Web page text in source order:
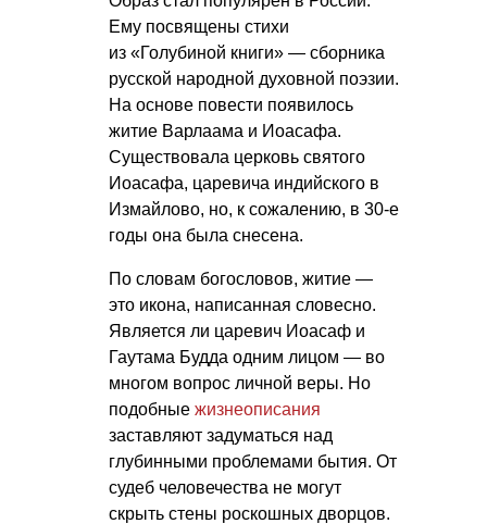
Ему посвящены стихи
из «Голубиной книги» — сборника
русской народной духовной поэзии.
На основе повести появилось
житие Варлаама и Иоасафа.
Существовала церковь святого
Иоасафа, царевича индийского в
Измайлово, но, к сожалению, в 30-е
годы она была снесена.
По словам богословов, житие —
это икона, написанная словесно.
Является ли царевич Иоасаф и
Гаутама Будда одним лицом — во
многом вопрос личной веры. Но
подобные жизнеописания
заставляют задуматься над
глубинными проблемами бытия. От
судеб человечества не могут
скрыть стены роскошных дворцов.